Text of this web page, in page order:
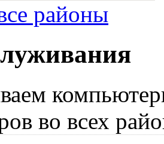
районы
во всех